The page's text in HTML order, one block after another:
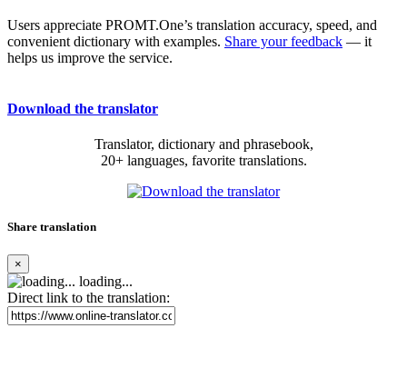
Users appreciate PROMT.One’s translation accuracy, speed, and
convenient dictionary with examples. Share your feedback — it
helps us improve the service.
Download the translator
Translator, dictionary and phrasebook,
20+ languages, favorite translations.
Share translation
×
loading...
Direct link to the translation: